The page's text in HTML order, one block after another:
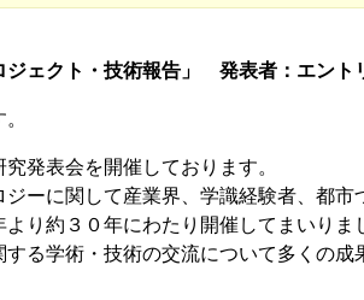
クト・技術報告」 発表者：エント
発表会を開催しております。
ーに関して産業界、学識経験者、都市
り約３０年にわたり開催してまいりま
る学術・技術の交流について多くの成